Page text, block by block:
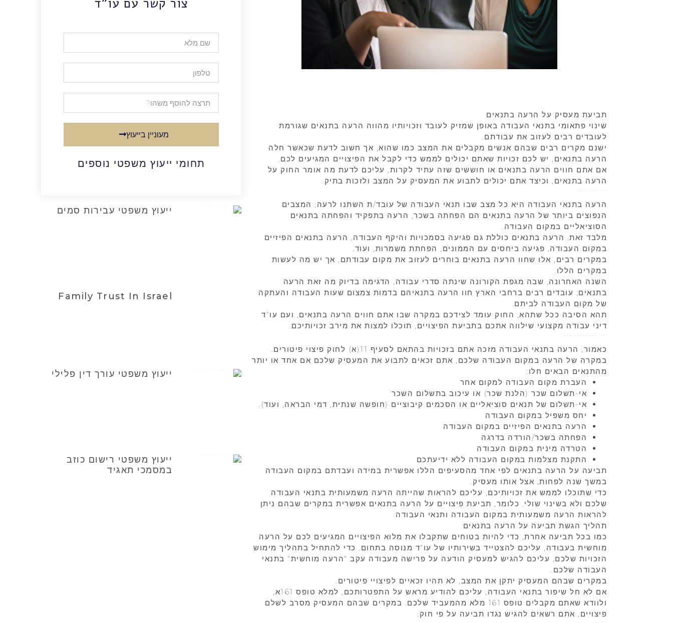
תביעת מעסיק על הרעה בתנאים
שינוי פתאומי בתנאי העבודה באופן שמזיק לעובד וזכויותיו מהווה הרעה בתנאים שגורמת
לעובדים רבים לעזוב את עבודתם.
ישנם מקרים רבים שבהם אנשים מקבלים את המצב כמו שהוא, אך חשוב לדעת שכאשר חלה
הרעה בתנאים, יש לכם זכויות שאתם יכולים לממש כדי לקבל את הפיצויים המגיעים לכם.
אם אתם חווים הרעה בתנאים או חוששים שזה עתיד לקרות, עליכם לדעת מה אומר החוק על
הרעה בתנאים, וכיצד אתם יכולים לתבוע את המעסיק על המצב ולזכות בתיק.
הרעה בתנאי העבודה היא כל מצב שבו תנאי העבודה של עובד/ת השתנו לרעה; המצבים
הנפוצים ביותר של הרעה בתנאים הם הפחתה בשכר, הרעה בתפקיד והפחתה בתנאים
הסוציאליים במקום העבודה.
מלבד זאת, הרעה בתנאים כוללת גם פגיעה בסמכויות והיקף העבודה, הרעה בתנאים הפיזיים
במקום העבודה, פגיעה ביחסים עם הממונים, הפחתת משמרות, ועוד.
במקרים רבים, אלו שחוו הרעה בתנאים בוחרים לעזוב את מקום עבודתם, אך יש מה לעשות
במקרים הללו.
השנה האחרונה, שבה מגפת הקורונה שינתה סדרי עבודה, הדגימה בדיוק מה זאת הרעה
בתנאים; עובדים רבים ברחבי הארץ חוו הרעה בתנאיהם בדמות צמצום שעות העבודה והעתקה
של מקום העבודה לביתם.
תהא הסיבה ככל שתהא, החוק עומד לצידכם במקרה שבו אתם חווים הרעה בתנאים, ועם עו"ד
דיני עבודה מקצועי שילווה אתכם בתביעת הפיצויים, תוכלו למצות את מירב זכויותיכם.
כאמור, הרעה בתנאי העבודה מזכה אתם בזכויות בהתאם לסעיף 11(א) לחוק פיצוי פיטורים.
במקרה של הרעה במקום העבודה שלכם, אתם זכאים לתבוע את המעסיק שלכם אם אחד או יותר
מהתנאים הבאים חלו:
העברת מקום העבודה למקום אחר
אי-תשלום שכר (הלנת שכר) או עיכוב בתשלום השכר
אי-תשלום של תנאים סוציאליים או הסכמים קיבוציים (חופשה שנתית, דמי הבראה, ועוד).
יחס משפיל במקום העבודה
הרעה בתנאים הפיזיים במקום העבודה
הפחתה בשכר/הורדה בדרגה
הטרדה מינית במקום העבודה
התקנת מצלמות במקום העבודה ללא ידיעתכם
תביעה על הרעה בתנאים לפי אחד מהסעיפים הללו אפשרית במידה ועבדתם במקום העבודה
במשך שנה לפחות, אצל אותו מעסיק.
כדי שתוכלו לממש את זכויותיכם, עליכם להראות שהייתה הרעה משמעותית בתנאי העבודה
שלכם ולא בשינוי שולי. כלומר, תביעת פיצויים על הרעה בתנאים אפשרית במקרים שבהם ניתן
להראות הרעה משמעותית במקום העבודה ותנאי העבודה.
תהליך הגשת תביעה על הרעה בתנאים
כמו בכל תביעה אחרת, כדי להיות בטוחים שתקבלו את מלוא הפיצויים המגיעים לכם על הרעה
מוחשית בעבודה, עליכם להצטייד בשירותיו של עו"ד מנוסה בתחום. כדי להתחיל בתהליך מימוש
הזכויות שלכם, עליכם להגיש למעסיק הודעה על פרישה מעבודה עקב "הרעה מוחשית" בתנאי
העבודה שלכם.
במקרים שבהם המעסיק יתקן את המצב, לא תהיו זכאיים לפיצויי פיטורים.
אם לא חל שיפור בתנאי העבודה, עליכם להודיע מראש על התפטרותכם, למלא טופס 161א,
ולוודא שאתם מקבלים טופס 161 מלא מהמעביד שלכם. במקרים שבהם המעסיק מסרב לשלם
פיצויים, אתם רשאים להגיש נגדו תביעה על פי חוק.
צור קשר עם עו"ד
מעוניין בייעוץ
תחומי ייעוץ משפטי נוספים
ייעוץ משפטי עבירות סמים
Family Trust In Israel
ייעוץ משפטי עורך דין פלילי
ייעוץ משפטי רישום כוזב
במסמכי תאגיד